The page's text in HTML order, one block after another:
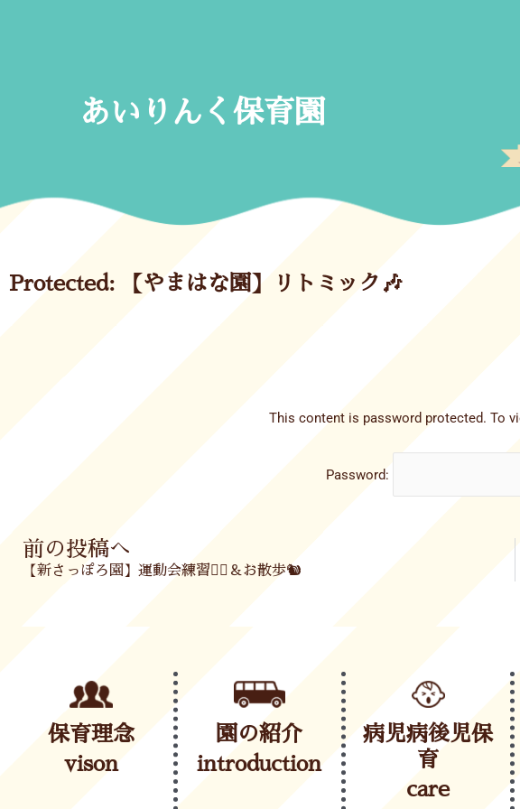
あいりんく保育園
Protected: 【やまはな園】リトミック🎶
This content is password protected. To
Password:
Prev
前の投稿へ
【新さっぽろ園】運動会練習🤸‍♀️＆お散歩🐿️
保育理念
vison
園の紹介
introduction
病児病後児保
育
care